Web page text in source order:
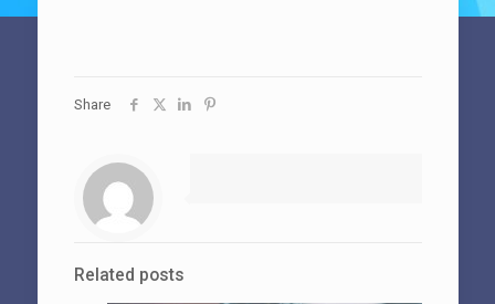
Share
Related posts